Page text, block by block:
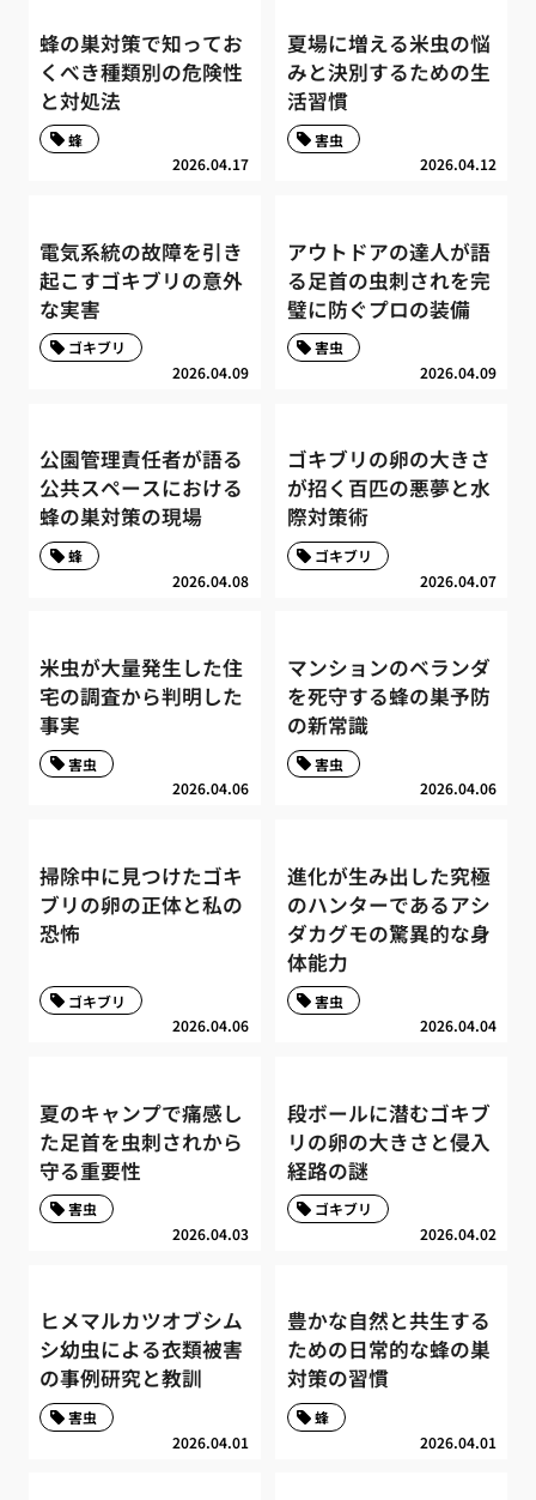
蜂の巣対策で知ってお
くべき種類別の危険性
と対処法
2026.04.17
蜂
夏場に増える米虫の悩
みと決別するための生
活習慣
2026.04.12
害虫
電気系統の故障を引き
起こすゴキブリの意外
な実害
2026.04.09
ゴキブリ
アウトドアの達人が語
る足首の虫刺されを完
璧に防ぐプロの装備
2026.04.09
害虫
公園管理責任者が語る
公共スペースにおける
蜂の巣対策の現場
2026.04.08
蜂
ゴキブリの卵の大きさ
が招く百匹の悪夢と水
際対策術
2026.04.07
ゴキブリ
米虫が大量発生した住
宅の調査から判明した
事実
2026.04.06
害虫
マンションのベランダ
を死守する蜂の巣予防
の新常識
2026.04.06
害虫
掃除中に見つけたゴキ
ブリの卵の正体と私の
恐怖
2026.04.06
ゴキブリ
進化が生み出した究極
のハンターであるアシ
ダカグモの驚異的な身
体能力
2026.04.04
害虫
夏のキャンプで痛感し
た足首を虫刺されから
守る重要性
2026.04.03
害虫
段ボールに潜むゴキブ
リの卵の大きさと侵入
経路の謎
2026.04.02
ゴキブリ
ヒメマルカツオブシム
シ幼虫による衣類被害
の事例研究と教訓
2026.04.01
害虫
豊かな自然と共生する
ための日常的な蜂の巣
対策の習慣
2026.04.01
蜂